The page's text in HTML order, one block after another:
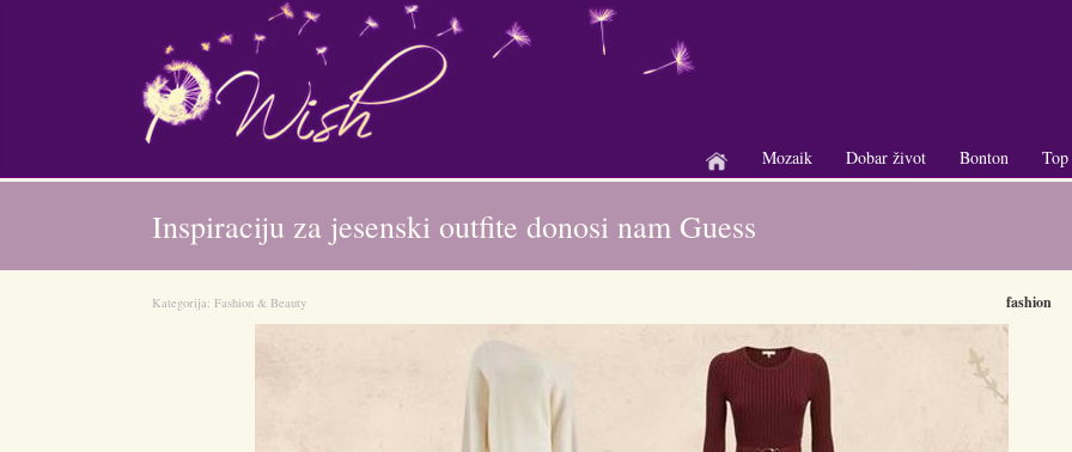
+
Mozaik
+
Dobar život
+
Bonton
Inspiraciju za jesenski outfite donosi nam Guess
Kategorija: Fashion & Beauty fashion